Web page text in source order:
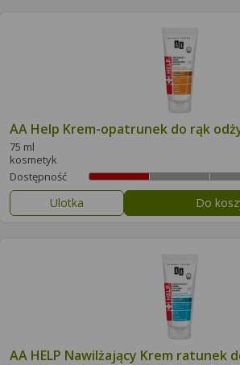
AA Help Krem-opatrunek do rąk
75 ml
kosmetyk
Dostępność
Ulotka Do
AA HELP Nawilżający Krem ratunek